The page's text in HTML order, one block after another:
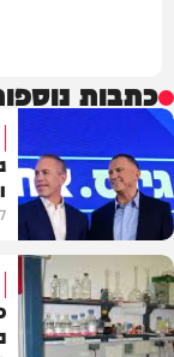
כתבות
פוליטי